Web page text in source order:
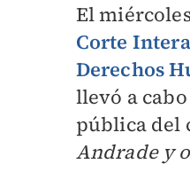
El
Corte
Derechos
llevó a
pública del
Andrade y